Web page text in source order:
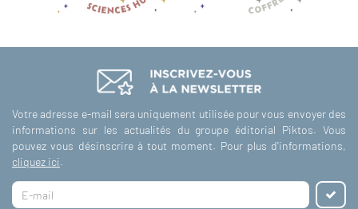
Votre adresse e-mail sera uniquement utilisée pour vous envoyer des
informations sur les actualités du groupe éditorial Piktos. Vous
pouvez vous désinscrire à tout moment. Pour plus d'informations,
cliquez ici.